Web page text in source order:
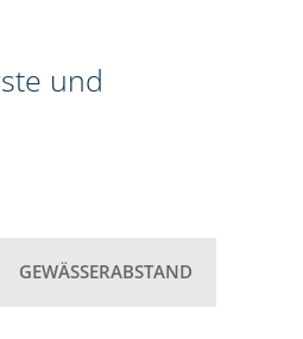
und
GEWÄSSERABSTAND